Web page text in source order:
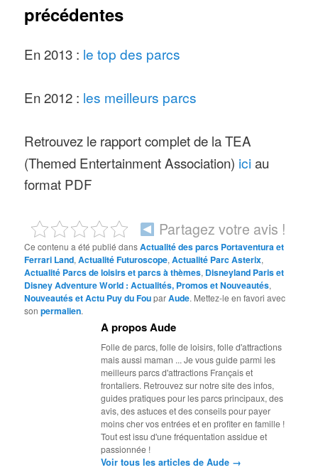
précédentes
En 2013 : le top des parcs
En 2012 : les meilleurs parcs
Retrouvez le rapport complet de la TEA
(Themed Entertainment Association) iciau
format PDF
Partagez votre avis !
Ce contenu a été publié dansActualité des parcs Portaventura et
Ferrari Land,Actualité Futuroscope,Actualité Parc Asterix,
Actualité Parcs de loisirs et parcs à thèmes, Disneyland Paris et
Disney Adventure World : Actualités, Promos et Nouveautés,
Nouveautés et Actu Puy du FouparAude. Mettez-le en favori avec
sonpermalien.
A propos Aude
Folle de parcs, folle de loisirs, folle d'attractions
mais aussi maman ... Je vous guide parmi les
meilleurs parcs d'attractions Français et
frontaliers. Retrouvez sur notre site des infos,
guides pratiques pour les parcs principaux, des
avis, des astuces et des conseils pour payer
moins cher vos entrées et en profiter en famille !
Tout est issu d'une fréquentation assidue et
passionnée !
Voir tous les articles de Aude →